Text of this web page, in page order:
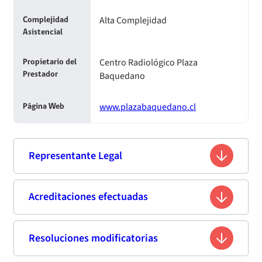
Complejidad
Asistencial
Alta Complejidad
Propietario del
Prestador
Centro Radiológico Plaza
Baquedano
Página Web www.plazabaquedano.cl
Representante Legal
Nombre Miguel Paul Latorre
Profesión No Disponible
Acreditaciones efectuadas
Primera acreditación
Resoluciones modificatorias